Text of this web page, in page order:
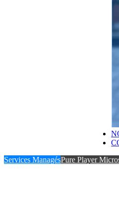
Services ManagésPure Player